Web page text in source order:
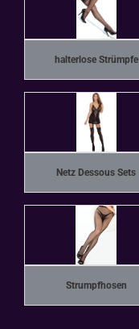
halterlose Strümpfe
Netz Dessous Sets
Strumpfhosen